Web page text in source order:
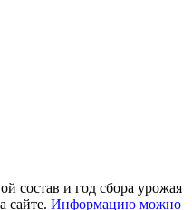
состав и год сбора урожая
сайте. Информацию можно